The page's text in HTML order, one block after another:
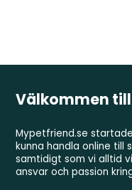
Välkommen till
Mypetfriend.se
kunna handla online till
samtidigt som vi alltid
ansvar och passion